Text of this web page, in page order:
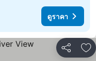
ดูราคา
แชร์ เ